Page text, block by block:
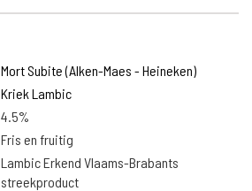
Mort Subite (Alken-Maes - Heineken)
Kriek Lambic
4.5%
Fris en fruitig
Lambic Erkend Vlaams-Brabants
streekproduct